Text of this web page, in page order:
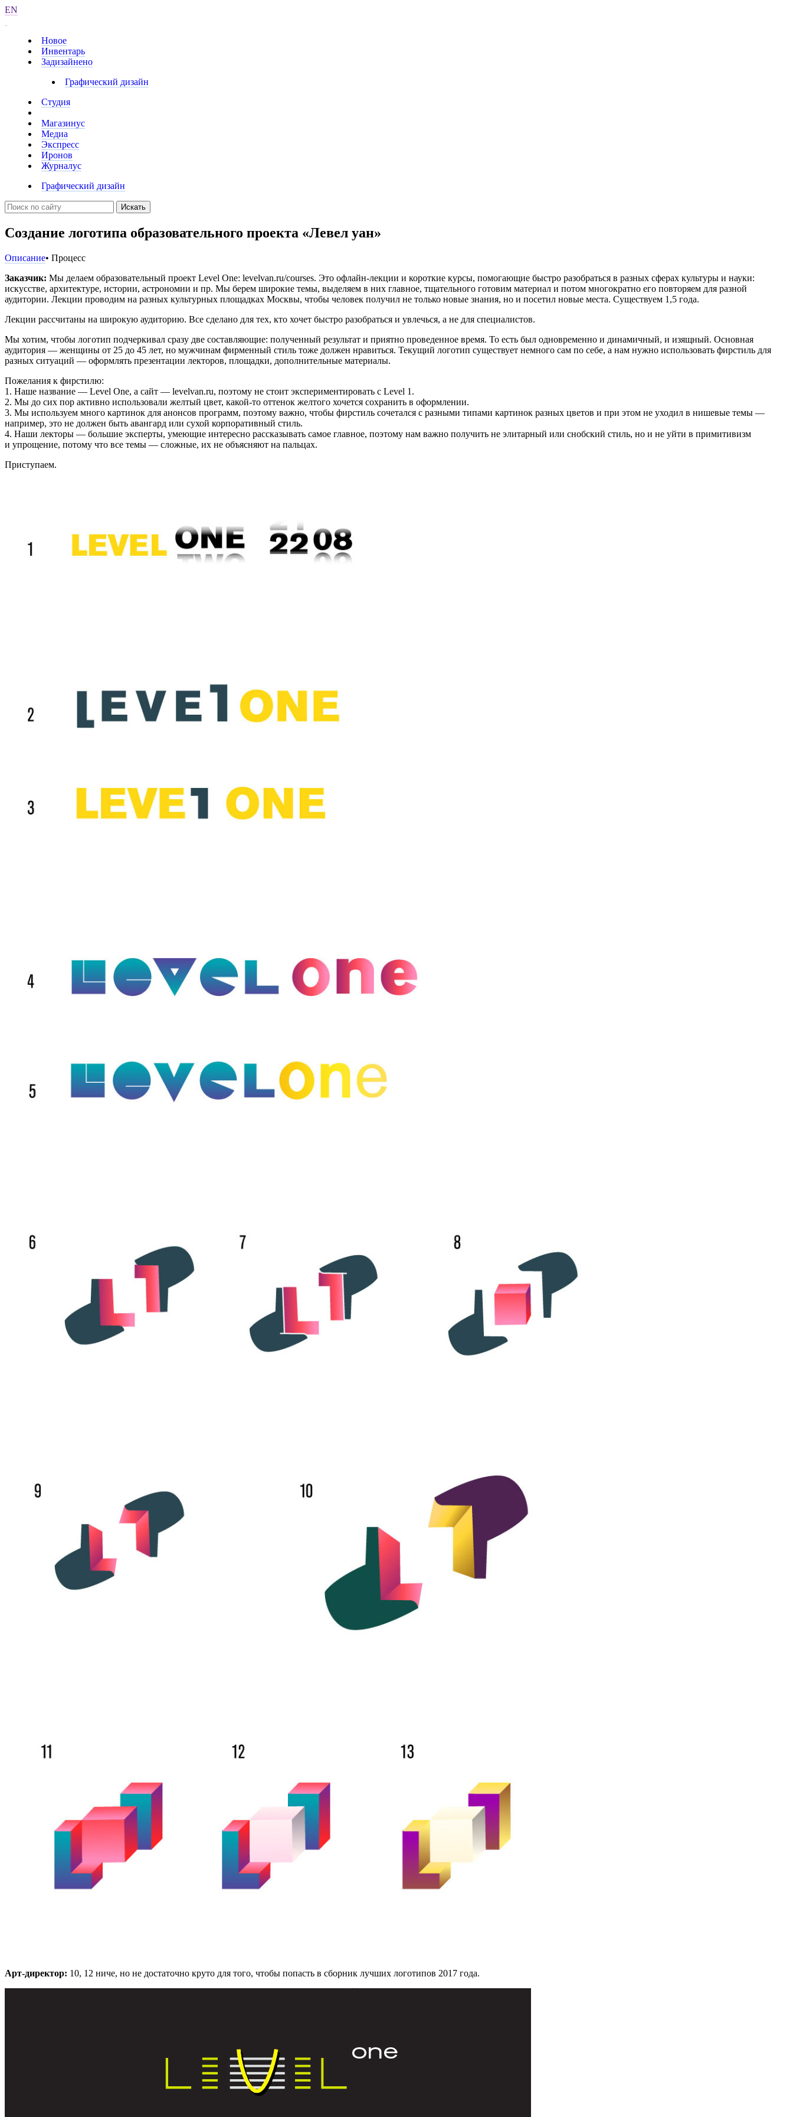
EN
Новое
Инвентарь
Задизайнено
Графический дизайн
Студия
Магазинус
Медиа
Экспресс
Иронов
Журналус
Графический дизайн
Искать
Создание логотипа образовательного проекта «Левел уан»
Описание• Процесс
Заказчик: Мы делаем образовательный проект Level One: levelvan.ru/courses. Это офлайн-лекции и короткие курсы, помогающие быстро разобраться в разных сферах культуры и науки:
искусстве, архитектуре, истории, астрономии и пр. Мы берем широкие темы, выделяем в них главное, тщательного готовим материал и потом многократно его повторяем для разной
аудитории. Лекции проводим на разных культурных площадках Москвы, чтобы человек получил не только новые знания, но и посетил новые места. Существуем 1,5 года.
Лекции рассчитаны на широкую аудиторию. Все сделано для тех, кто хочет быстро разобраться и увлечься, а не для специалистов.
Мы хотим, чтобы логотип подчеркивал сразу две составляющие: полученный результат и приятно проведенное время. То есть был одновременно и динамичный, и изящный. Основная
аудитория — женщины от 25 до 45 лет, но мужчинам фирменный стиль тоже должен нравиться. Текущий логотип существует немного сам по себе, а нам нужно использовать фирстиль для
разных ситуаций — оформлять презентации лекторов, площадки, дополнительные материалы.
Пожелания к фирстилю:
1. Наше название — Level One, а сайт — levelvan.ru, поэтому не стоит экспериментировать с Level 1.
2. Мы до сих пор активно использовали желтый цвет, какой-то оттенок желтого хочется сохранить в оформлении.
3. Мы используем много картинок для анонсов программ, поэтому важно, чтобы фирстиль сочетался с разными типами картинок разных цветов и при этом не уходил в нишевые темы —
например, это не должен быть авангард или сухой корпоративный стиль.
4. Наши лекторы — большие эксперты, умеющие интересно рассказывать самое главное, поэтому нам важно получить не элитарный или снобский стиль, но и не уйти в примитивизм
и упрощение, потому что все темы — сложные, их не объясняют на пальцах.
Приступаем.
Арт-директор: 10, 12 ниче, но не достаточно круто для того, чтобы попасть в сборник лучших логотипов 2017 года.